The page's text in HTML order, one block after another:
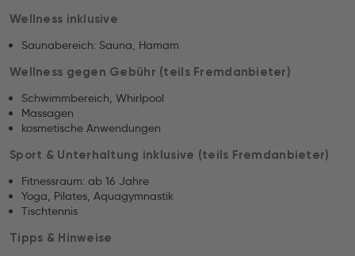
Wellness inklusive
Saunabereich: Sauna, Hamam
Wellness gegen Gebühr (teils Fremdanbieter)
Schwimmbereich, Whirlpool
Massagen
kosmetische Anwendungen
Sport & Unterhaltung inklusive (teils Fremdanbieter)
Fitnessraum: ab 16 Jahre
Yoga, Pilates, Aquagymnastik
Tischtennis
Tipps & Hinweise